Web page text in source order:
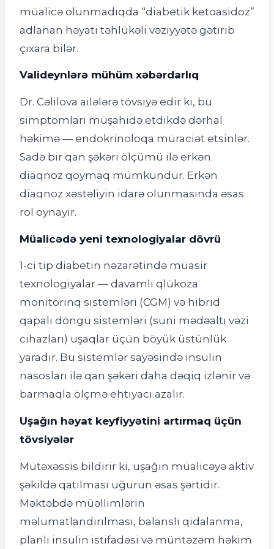
müalicə olunmadıqda “diabetik ketoasidoz”
adlanan həyati təhlükəli vəziyyətə gətirib
çıxara bilər.
Valideynlərə mühüm xəbərdarlıq
Dr. Cəlilova ailələrə tövsiyə edir ki, bu
simptomları müşahidə etdikdə dərhal
həkimə — endokrinoloqa müraciət etsinlər.
Sadə bir qan şəkəri ölçümü ilə erkən
diaqnoz qoymaq mümkündür. Erkən
diaqnoz xəstəliyin idarə olunmasında əsas
rol oynayır.
Müalicədə yeni texnologiyalar dövrü
1-ci tip diabetin nəzarətində müasir
texnologiyalar — davamlı qlükoza
monitorinq sistemləri (CGM) və hibrid
qapalı döngü sistemləri (süni mədəaltı vəzi
cihazları) uşaqlar üçün böyük üstünlük
yaradır. Bu sistemlər sayəsində insulin
nasosları ilə qan şəkəri daha dəqiq izlənir və
barmaqla ölçmə ehtiyacı azalır.
Uşağın həyat keyfiyyətini artırmaq üçün
tövsiyələr
Mütəxəssis bildirir ki, uşağın müalicəyə aktiv
şəkildə qatılması uğurun əsas şərtidir.
Məktəbdə müəllimlərin
məlumatlandırılması, balanslı qidalanma,
planlı insulin istifadəsi və müntəzəm həkim